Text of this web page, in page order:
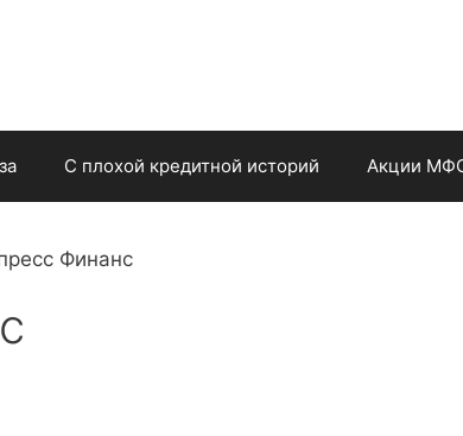
С плохой кредитной историй Акции
Финанс